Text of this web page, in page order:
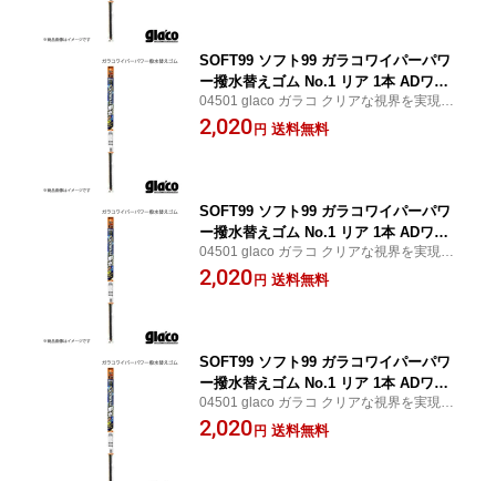
SOFT99 ソフト99 ガラコワイパーパワ
ー撥水替えゴム No.1 リア 1本 ADワゴ
ン/ADバン/AD MAXバン/AD MAXワゴン
Y11 平11.5?平16.4 品番:04501 JAN:497
04501 glaco ガラコ クリアな視界を実現す
るガラコワイパー ワイパーを作動させるだ
けで簡単にフロントガラス面に撥水効果を
2,020 円 送料無料
SOFT99 ソフト99 ガラコワイパーパワ
ー撥水替えゴム No.1 リア 1本 ADワゴ
ン/ADバン/AD MAXバン/AD MAXワゴン
Y11 平16.5?平20. 品番:04501 JAN:4975
04501 glaco ガラコ クリアな視界を実現す
るガラコワイパー ワイパーを作動させるだ
けで簡単にフロントガラス面に撥水効果を
2,020 円 送料無料
SOFT99 ソフト99 ガラコワイパーパワ
ー撥水替えゴム No.1 リア 1本 ADワゴ
ン/ADバン/AD MAXバン/AD MAXワゴン
Y10 品番:04501 JAN:4975759045014
04501 glaco ガラコ クリアな視界を実現す
るガラコワイパー ワイパーを作動させるだ
けで簡単にフロントガラス面に撥水効果を
2,020 円 送料無料